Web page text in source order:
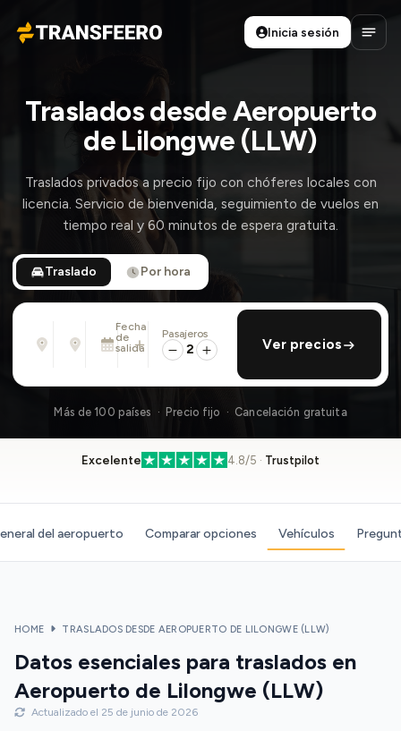
Transfeero
Inicia sesión
Abrir
Traslados desde Aeropuerto
de Lilongwe (LLW)
Traslados privados a precio fijo con chóferes locales con
licencia. Servicio de bienvenida, seguimiento de vuelos en
tiempo real y 60 minutos de espera gratuita.
Traslado Por hora
Desde
Dirección, aeropuerto, hotel, ...
Hasta
Dirección, aeropuerto, hotel, ...
Fecha
de
salida
Dom., 9 Ago. · 01:45 PM
añadir regreso
Pasajeros
2 Ver precios
Más de 100 países · Precio fijo · Cancelación gratuita
Excelente 4.8/5 · Trustpilot
del aeropuerto Comparar opciones Vehículos
HOME TRASLADOS DESDE AEROPUERTO DE LILONGWE (LLW)
Datos esenciales para traslados en
Aeropuerto de Lilongwe (LLW)
Actualizado el 25 de junio de 2026